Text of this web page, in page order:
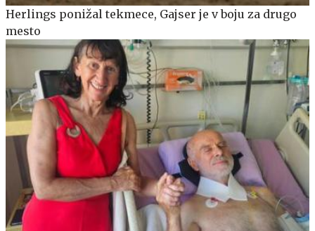
Herlings ponižal tekmece, Gajser je v boju za drugo
mesto